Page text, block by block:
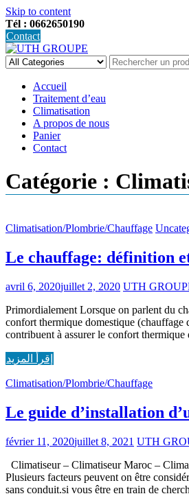
Skip to content
Tél : 0662650190
Contact
Accueil
Traitement d’eau
Climatisation
A propos de nous
Panier
Contact
Catégorie :
Climatisation/Plombrie/Chauffage
Le chauffage: définition
avril 6, 2020juillet 2, 2020 UTH
Primordialement Lorsque on parlent du
confort thermique domestique (chauffage
contribuent à assurer le confort
إقرأ المزيد
Climatisation/Plombrie/Chauffage
Le guide d’installation
février 11, 2020juillet 8, 2021 UTH
Climatiseur – Climatiseur Maroc –
Plusieurs facteurs peuvent on être
sans conduit.si vous être en train de